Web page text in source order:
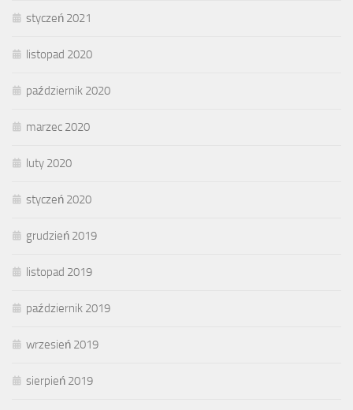
styczeń 2021
listopad 2020
październik 2020
marzec 2020
luty 2020
styczeń 2020
grudzień 2019
listopad 2019
październik 2019
wrzesień 2019
sierpień 2019